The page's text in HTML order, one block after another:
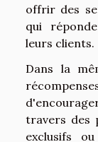
offrir des
qui
leurs clients.
Dans la
travers des
exclusifs